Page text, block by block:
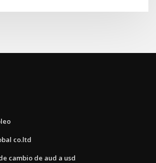
co.ltd
cambio de aud a usd